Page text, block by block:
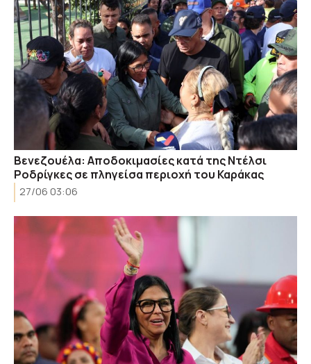
Βενεζουέλα: Αποδοκιμασίες κατά της Ντέλσι
Ροδρίγκες σε πληγείσα περιοχή του Καράκας
27/06 03:06